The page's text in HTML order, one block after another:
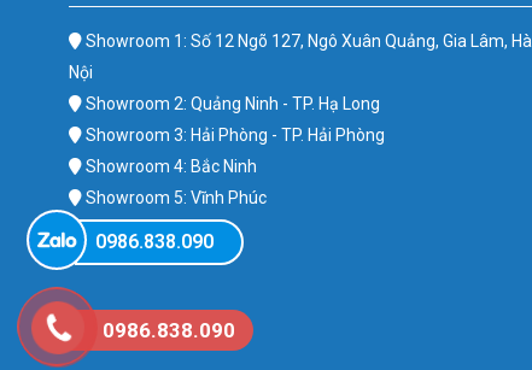
Showroom 1: Số 12 Ngõ 127, Ngô Xuân Quảng, Gia Lâm, Hà
Nội
Showroom 2: Quảng Ninh - TP. Hạ Long
Showroom 3: Hải Phòng - TP. Hải Phòng
Showroom 4: Bắc Ninh
Showroom 5: Vĩnh Phúc
Showroom 6: Ba Vì
0986.838.090
0986.838.090